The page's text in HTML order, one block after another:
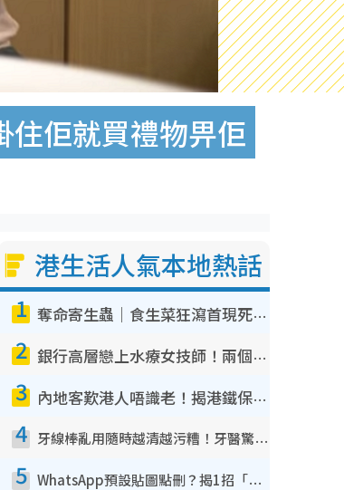
佢就買禮物畀佢
港生活人氣本地熱話
1 奪命寄生蟲｜食生菜狂瀉首現死者！疫潮惡化錄1.8萬宗病例 揭洗菜3大謬誤
2 銀行高層戀上水療女技師！兩個月借128萬驚覺「沉船」沉落火海 揭背後疑似邪教操控賣淫
3 內地客歎港人唔識老！揭港鐵保鮮級冷氣 港人求放過：咪投訴
4 牙線棒亂用隨時越清越污糟！牙醫驚揭盲目過戶細菌恐致蛀牙：呢種先係日常真保養
5 WhatsApp預設貼圖點刪？揭1招「反向操作」還原簡潔介面 附3步實測教學